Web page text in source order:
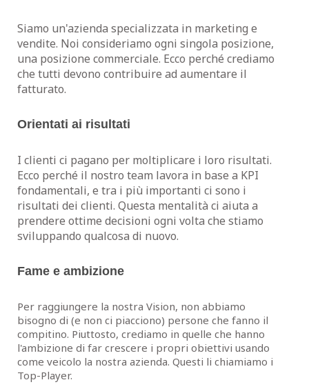
Siamo un'azienda specializzata in marketing e
vendite. Noi consideriamo ogni singola posizione,
una posizione commerciale. Ecco perché crediamo
che tutti devono contribuire ad aumentare il
fatturato.
Orientati ai risultati
I clienti ci pagano per moltiplicare i loro risultati.
Ecco perché il nostro team lavora in base a KPI
fondamentali, e tra i più importanti ci sono i
risultati dei clienti. Questa mentalità ci aiuta a
prendere ottime decisioni ogni volta che stiamo
sviluppando qualcosa di nuovo.
Fame e ambizione
Per raggiungere la nostra Vision, non abbiamo
bisogno di (e non ci piacciono) persone che fanno il
compitino. Piuttosto, crediamo in quelle che hanno
l'ambizione di far crescere i propri obiettivi usando
come veicolo la nostra azienda. Questi li chiamiamo i
Top-Player.